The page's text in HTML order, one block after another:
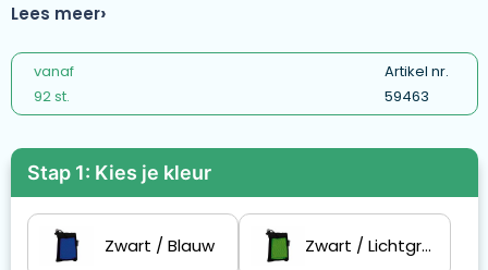
lichaamstemperatuur. Zowel de handdoek als het
30x80cm.
Lees meer
vanaf
92 st.
Artikel nr.
59463
Stap 1: Kies je kleur
Zwart / Blauw Zwart / Lichtgroen